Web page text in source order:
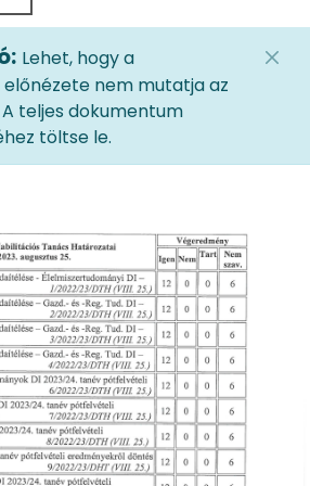
Lehet, hogy a
nem mutatja az
teljes dokumentum
töltse le.